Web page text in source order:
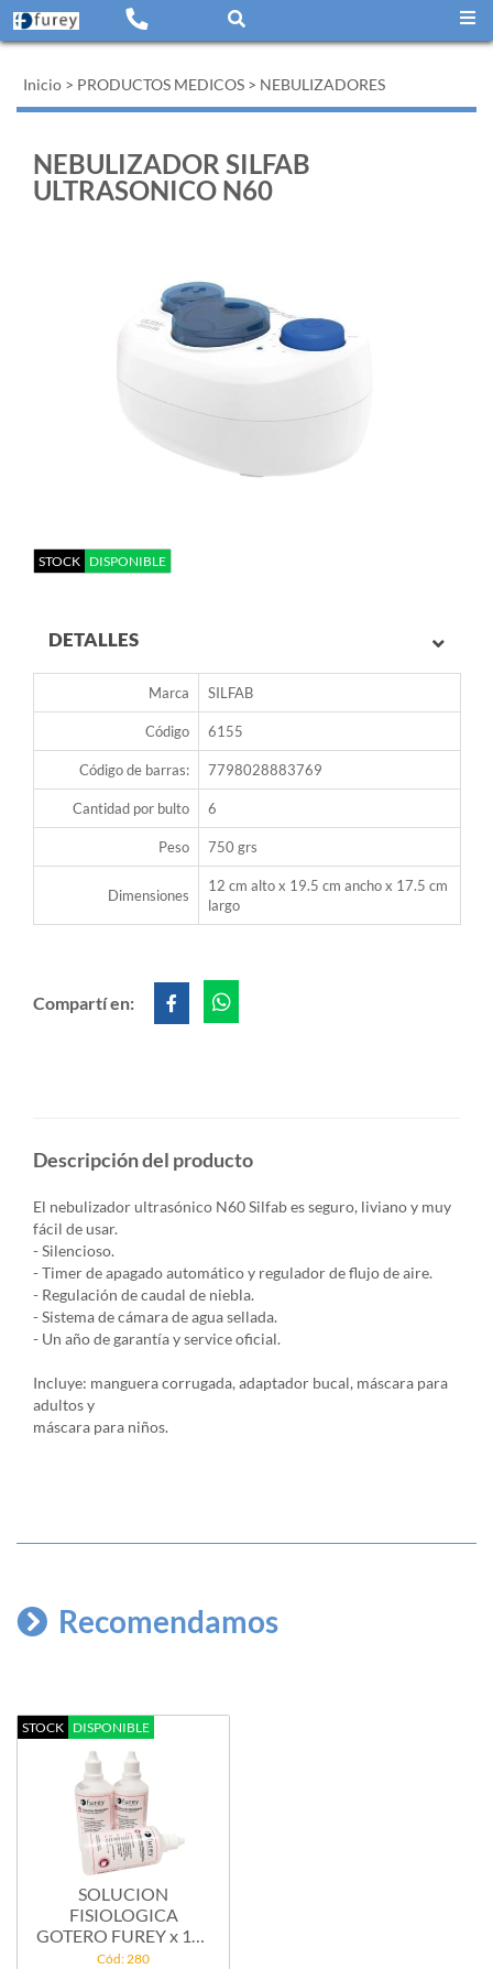
Inicio > PRODUCTOS MEDICOS > NEBULIZADORES
NEBULIZADOR SILFAB
ULTRASONICO N60
STOCK DISPONIBLE
DETALLES
Marca SILFAB
Código 6155
Código de barras: 7798028883769
Cantidad por bulto 6
Peso 750 grs
Dimensiones
12 cm alto x 19.5 cm ancho x 17.5 cm
largo
Compartí en:
Descripción del producto
El nebulizador ultrasónico N60 Silfab es seguro, liviano y muy
fácil de usar.
- Silencioso.
- Timer de apagado automático y regulador de flujo de aire.
- Regulación de caudal de niebla.
- Sistema de cámara de agua sellada.
- Un año de garantía y service oficial.
Incluye: manguera corrugada, adaptador bucal, máscara para
adultos y
máscara para niños.
Recomendamos
STOCK DISPONIBLE
SOLUCION
FISIOLOGICA
GOTERO FUREY x 100
cc
Cód: 280